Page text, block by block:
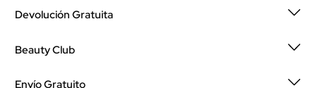
Devolución Gratuita
Beauty Club
Envío Gratuito